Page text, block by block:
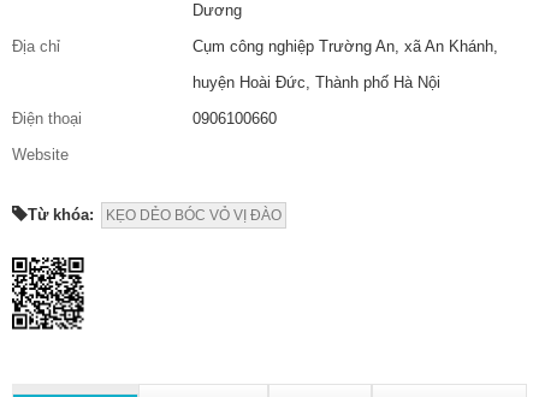
Dương
Địa chỉ
Cụm công nghiệp Trường An, xã An Khánh,
huyện Hoài Đức, Thành phố Hà Nội
Điện thoại
0906100660
Website
Từ khóa: KẸO DẺO BÓC VỎ VỊ ĐÀO